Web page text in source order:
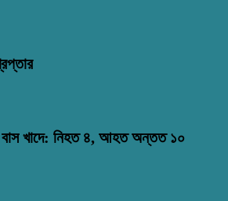
বাস খাদে: নিহত ৪, আহত অন্তত ১০